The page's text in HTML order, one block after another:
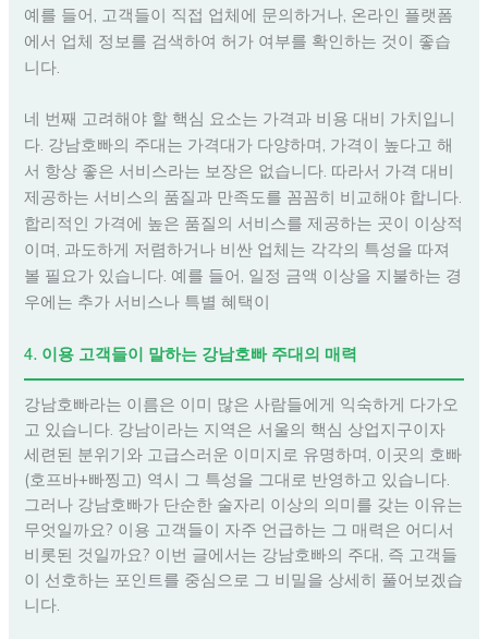
예를 들어, 고객들이 직접 업체에 문의하거나, 온라인 플랫폼
에서 업체 정보를 검색하여 허가 여부를 확인하는 것이 좋습
니다.
네 번째 고려해야 할 핵심 요소는 가격과 비용 대비 가치입니
다. 강남호빠의 주대는 가격대가 다양하며, 가격이 높다고 해
서 항상 좋은 서비스라는 보장은 없습니다. 따라서 가격 대비
제공하는 서비스의 품질과 만족도를 꼼꼼히 비교해야 합니다.
합리적인 가격에 높은 품질의 서비스를 제공하는 곳이 이상적
이며, 과도하게 저렴하거나 비싼 업체는 각각의 특성을 따져
볼 필요가 있습니다. 예를 들어, 일정 금액 이상을 지불하는 경
우에는 추가 서비스나 특별 혜택이
4. 이용 고객들이 말하는 강남호빠 주대의 매력
강남호빠라는 이름은 이미 많은 사람들에게 익숙하게 다가오
고 있습니다. 강남이라는 지역은 서울의 핵심 상업지구이자
세련된 분위기와 고급스러운 이미지로 유명하며, 이곳의 호빠
(호프바+빠찡고) 역시 그 특성을 그대로 반영하고 있습니다.
그러나 강남호빠가 단순한 술자리 이상의 의미를 갖는 이유는
무엇일까요? 이용 고객들이 자주 언급하는 그 매력은 어디서
비롯된 것일까요? 이번 글에서는 강남호빠의 주대, 즉 고객들
이 선호하는 포인트를 중심으로 그 비밀을 상세히 풀어보겠습
니다.